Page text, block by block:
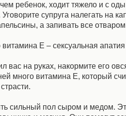
ребенок, ходит тяжело и с
супруга налегать на
а запивать все
Е – сексуальная
вас на руках, накормите его
много витамина Е, который
сильный пол сыром и медом.